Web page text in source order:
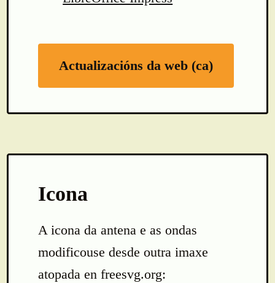
Actualizacións da web (ca)
Icona
A icona da antena e as ondas
modificouse desde outra imaxe
atopada en freesvg.org: